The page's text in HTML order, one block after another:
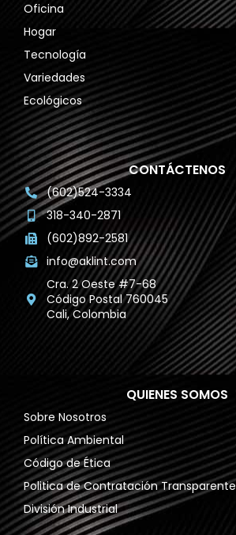
Oficina
Hogar
Tecnología
Variedades
Ecológicos
CONTÁCTENOS
(602)524-3334
318-340-2871
(602)892-2581
info@aklint.com
Cra. 2 Oeste #7-68
Código Postal 760045
Cali, Colombia
QUIENES SOMOS
Sobre Nosotros
Política Ambiental
Código de Ética
Politica de Contratación Transparente
División Industrial